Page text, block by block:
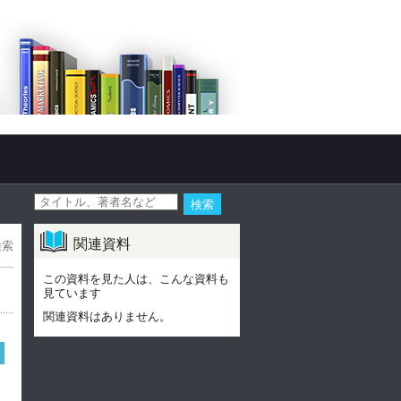
関連資料
この資料を見た人は、こんな資料も
見ています
関連資料はありません。